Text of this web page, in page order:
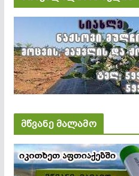
მწვანე მალამო